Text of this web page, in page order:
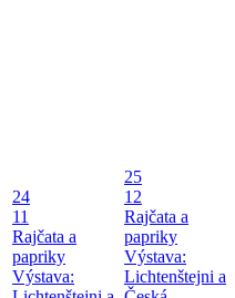
24
11
Rajčata a
papriky
Výstava:
25
12
Rajčata a
papriky
Výstava:
Lichtenštejni a